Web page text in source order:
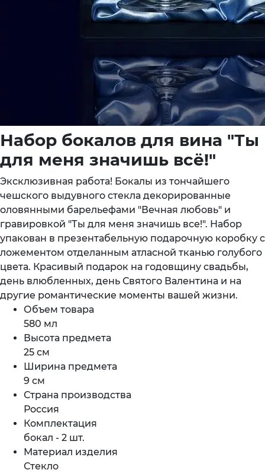
Набор бокалов для вина "Ты
для меня значишь всё!"
Эксклюзивная работа! Бокалы из тончайшего
чешского выдувного стекла декорированные
оловянными барельефами "Вечная любовь" и
гравировкой "Ты для меня значишь все!". Набор
упакован в презентабельную подарочную коробку с
ложементом отделанным атласной тканью голубого
цвета. Красивый подарок на годовщину свадьбы,
день влюбленных, день Святого Валентина и на
другие романтические моменты вашей жизни.
Объем товара
580 мл
Высота предмета
25 см
Ширина предмета
9 см
Страна производства
Россия
Комплектация
бокал - 2 шт.
Материал изделия
Стекло